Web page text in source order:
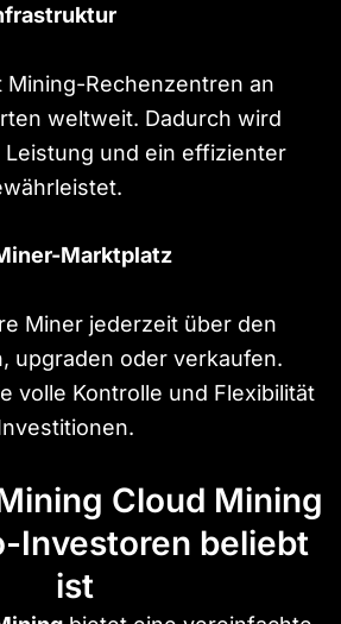
Mining-Rechenzentren an
weltweit. Dadurch wird
und ein effizienter
Marktplatz
Miner jederzeit über den
upgraden oder verkaufen.
volle Kontrolle und Flexibilität
Cloud Mining
Investoren beliebt
ist